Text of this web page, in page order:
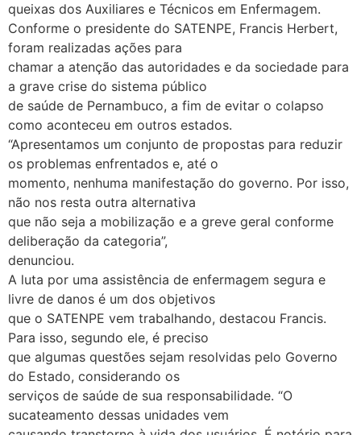
queixas dos Auxiliares e Técnicos em Enfermagem.
Conforme o presidente do SATENPE, Francis Herbert,
foram realizadas ações para
chamar a atenção das autoridades e da sociedade para
a grave crise do sistema público
de saúde de Pernambuco, a fim de evitar o colapso
como aconteceu em outros estados.
“Apresentamos um conjunto de propostas para reduzir
os problemas enfrentados e, até o
momento, nenhuma manifestação do governo. Por isso,
não nos resta outra alternativa
que não seja a mobilização e a greve geral conforme
deliberação da categoria”,
denunciou.
A luta por uma assistência de enfermagem segura e
livre de danos é um dos objetivos
que o SATENPE vem trabalhando, destacou Francis.
Para isso, segundo ele, é preciso
que algumas questões sejam resolvidas pelo Governo
do Estado, considerando os
serviços de saúde de sua responsabilidade. “O
sucateamento dessas unidades vem